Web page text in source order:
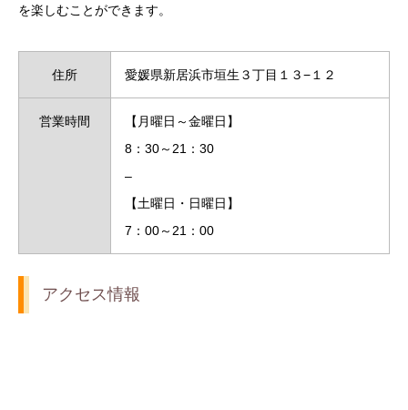
を楽しむことができます。
住所 愛媛県新居浜市垣生３丁目１３−１２
営業時間
【月曜日～金曜日】
8：30～21：30
–
【土曜日・日曜日】
7：00～21：00
アクセス情報